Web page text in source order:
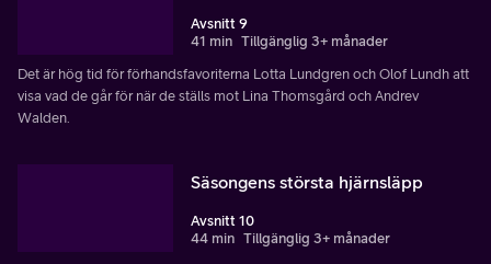
Avsnitt 9
41 min Tillgänglig 3+ månader
Det är hög tid för förhandsfavoriterna Lotta Lundgren och Olof Lundh att
visa vad de går för när de ställs mot Lina Thomsgård och Andrev
Walden.
Säsongens största hjärnsläpp
Avsnitt 10
44 min Tillgänglig 3+ månader